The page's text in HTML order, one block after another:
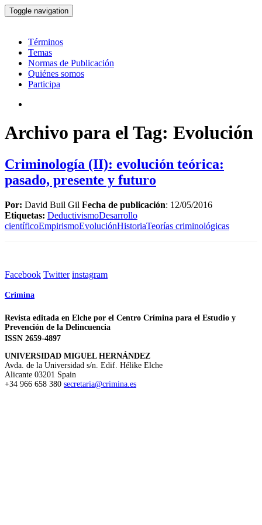
Toggle navigation
Términos
Temas
Normas de Publicación
Quiénes somos
Participa
Archivo para el Tag: Evolución
Criminología (II): evolución teórica:
pasado, presente y futuro
Por: David Buil Gil Fecha de publicación: 12/05/2016
Etiquetas: DeductivismoDesarrollo
científicoEmpirismoEvoluciónHistoriaTeorías criminológicas
Facebook Twitter instagram
Crimina
Revista editada en Elche por el Centro Crímina para el Estudio y
Prevención de la Delincuencia
ISSN 2659-4897
UNIVERSIDAD MIGUEL HERNÁNDEZ
Avda. de la Universidad s/n. Edif. Hélike Elche
Alicante 03201 Spain
+34 966 658 380 secretaria@crimina.es